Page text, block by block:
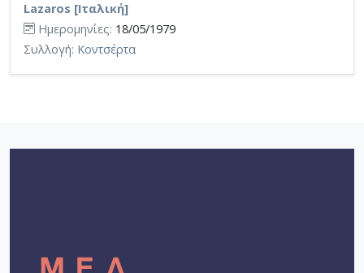
Lazaros [Ιταλική]
Ημερομηνίες: 18/05/1979
Συλλογή: Κοντσέρτα